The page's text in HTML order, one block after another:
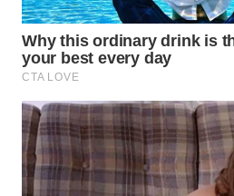
WAHANA
UMKM
WAHANA
WAHANA
PERSONA